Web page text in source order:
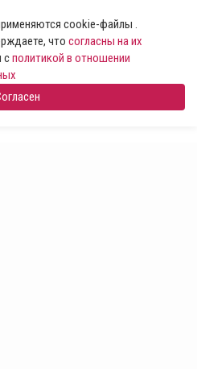
cookie-файлы .
что согласны на их
сполитикой в отношении